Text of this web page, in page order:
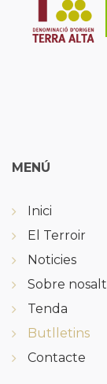
MENÚ
Inici
El Terroir
Noticies
Sobre
Tenda
Butlletins
Contacte